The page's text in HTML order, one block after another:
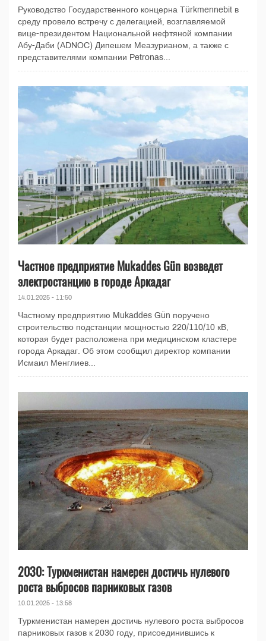
Руководство Государственного концерна Türkmennebit в
среду провело встречу с делегацией, возглавляемой
вице-президентом Национальной нефтяной компании
Абу-Даби (ADNOC) Дипешем Меазурианом, а также с
представителями компании Petronas...
Частное предприятие Mukaddes Gün возведет
электростанцию в городе Аркадаг
14.01.2025 - 11:50
Частному предприятию Mukaddes Gün поручено
строительство подстанции мощностью 220/110/10 кВ,
которая будет расположена при медицинском кластере
города Аркадаг. Об этом сообщил директор компании
Исмаил Менглиев...
2030: Туркменистан намерен достичь нулевого
роста выбросов парниковых газов
10.01.2025 - 13:58
Туркменистан намерен достичь нулевого роста выбросов
парниковых газов к 2030 году, присоединившись к